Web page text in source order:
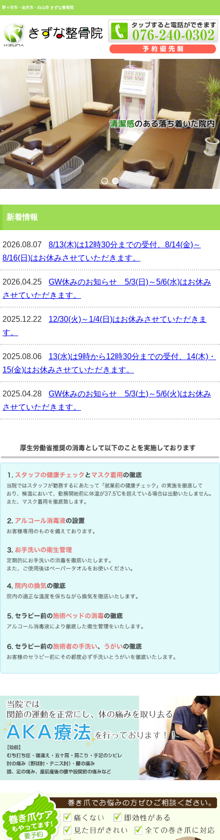
野々市市・金沢市・白山市 きずな整骨院
新着情報
2026.08.07
8/13(木)は12時30分までの受付、8/14(金)～
8/16(日)はお休みさせていただきます。
2026.04.25
GW休みのお知らせ 5/3(日)～5/6(水)はお休み
させていただきます。
2025.12.22
12/30(火)～1/4(日)はお休みさせていただきま
す。
2025.08.06
13(水)は9時から12時30分までの受付、14(木)・
15(金)はお休みさせていただきます。
2025.04.28
GW休みのお知らせ 5/3(土)～5/6(火)はお休み
させていただきます。